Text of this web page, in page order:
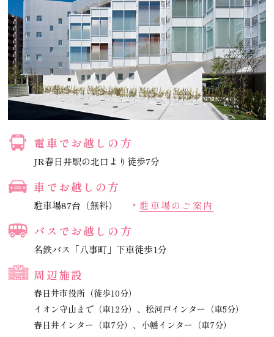
電車でお越しの方
JR春日井駅の北口より徒歩7分
車でお越しの方
駐車場87台（無料） 駐車場のご案内
バスでお越しの方
名鉄バス「八事町」下車徒歩1分
周辺施設
春日井市役所（徒歩10分）
イオン守山まで（車12分）、松河戸インター（車5分）
春日井インター（車7分）、 小幡インター（車7分）